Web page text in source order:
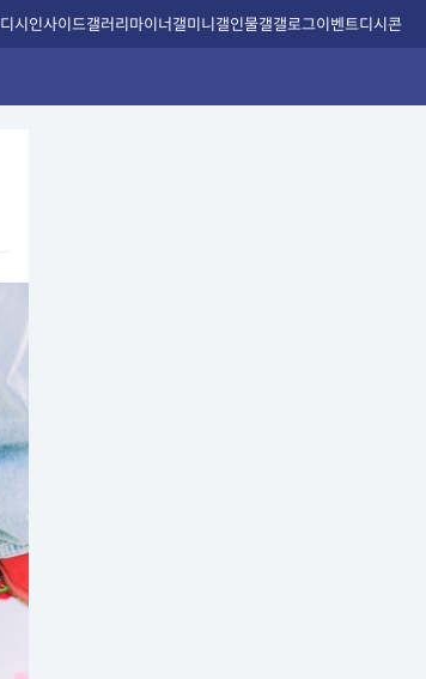
디시인사이드갤러리마이너갤미니갤인물갤갤로그이벤트디시콘